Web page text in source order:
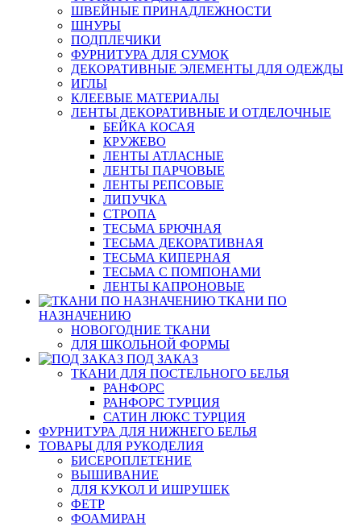
ШВЕЙНЫЕ ПРИНАДЛЕЖНОСТИ
ШНУРЫ
ПОДПЛЕЧИКИ
ФУРНИТУРА ДЛЯ СУМОК
ДЕКОРАТИВНЫЕ ЭЛЕМЕНТЫ ДЛЯ ОДЕЖДЫ
ИГЛЫ
КЛЕЕВЫЕ МАТЕРИАЛЫ
ЛЕНТЫ ДЕКОРАТИВНЫЕ И ОТДЕЛОЧНЫЕ
БЕЙКА КОСАЯ
КРУЖЕВО
ЛЕНТЫ АТЛАСНЫЕ
ЛЕНТЫ ПАРЧОВЫЕ
ЛЕНТЫ РЕПСОВЫЕ
ЛИПУЧКА
СТРОПА
ТЕСЬМА БРЮЧНАЯ
ТЕСЬМА ДЕКОРАТИВНАЯ
ТЕСЬМА КИПЕРНАЯ
ТЕСЬМА С ПОМПОНАМИ
ЛЕНТЫ КАПРОНОВЫЕ
ТКАНИ ПО
НАЗНАЧЕНИЮ
НОВОГОДНИЕ ТКАНИ
ДЛЯ ШКОЛЬНОЙ ФОРМЫ
ПОД ЗАКАЗ
ТКАНИ ДЛЯ ПОСТЕЛЬНОГО БЕЛЬЯ
РАНФОРС
РАНФОРС ТУРЦИЯ
САТИН ЛЮКС ТУРЦИЯ
ФУРНИТУРА ДЛЯ НИЖНЕГО БЕЛЬЯ
ТОВАРЫ ДЛЯ РУКОДЕЛИЯ
БИСЕРОПЛЕТЕНИЕ
ВЫШИВАНИЕ
ДЛЯ КУКОЛ И ИШРУШЕК
ФЕТР
ФОАМИРАН